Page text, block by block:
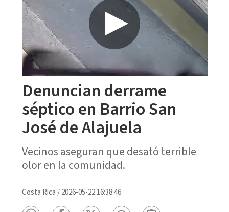
Denuncian derrame
séptico en Barrio San
José de Alajuela
Vecinos aseguran que desató terrible
olor en la comunidad.
Costa Rica /2026-05-22 16:38:46